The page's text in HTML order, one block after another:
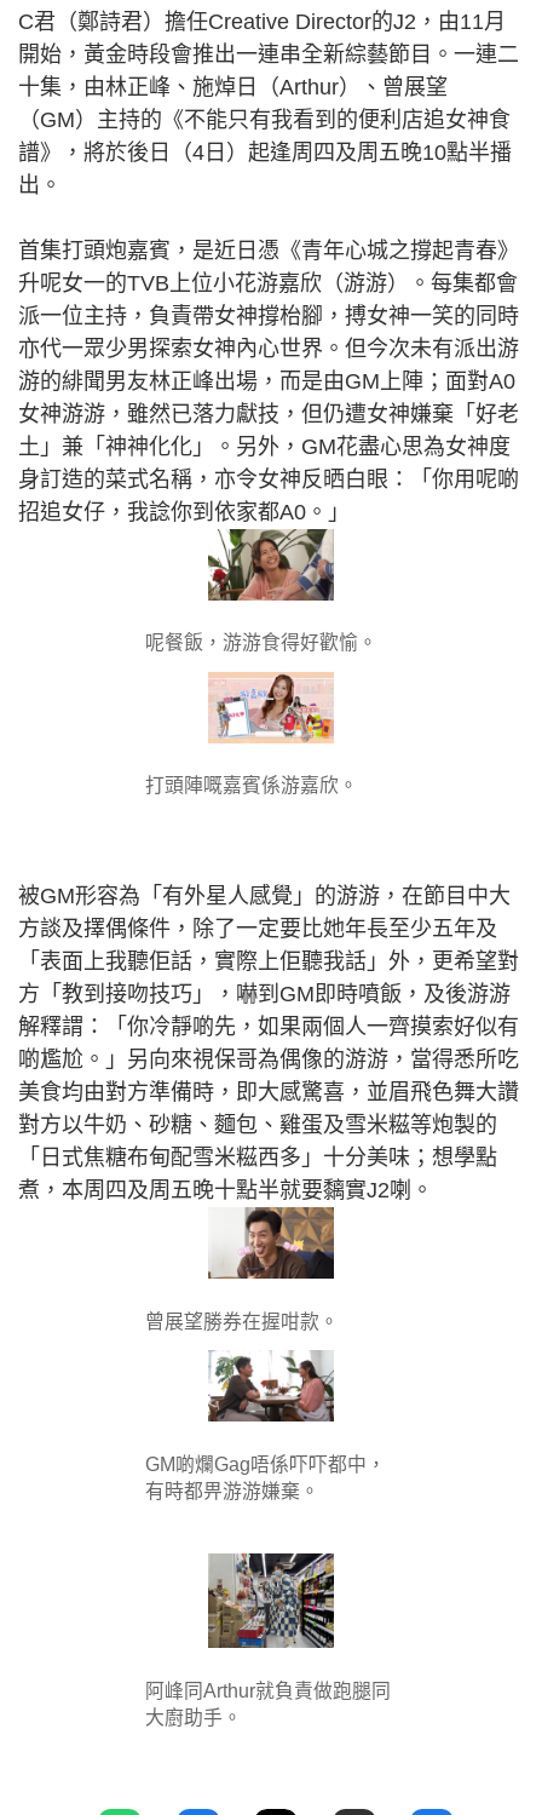
C君（鄭詩君）擔任Creative Director的J2，由11月
開始，黃金時段會推出一連串全新綜藝節目。一連二
十集，由林正峰、施焯日（Arthur）、曾展望
（GM）主持的《不能只有我看到的便利店追女神食
譜》，將於後日（4日）起逢周四及周五晚10點半播
出。
首集打頭炮嘉賓，是近日憑《青年心城之撐起青春》
升呢女一的TVB上位小花游嘉欣（游游）。每集都會
派一位主持，負責帶女神撐枱腳，搏女神一笑的同時
亦代一眾少男探索女神內心世界。但今次未有派出游
游的緋聞男友林正峰出場，而是由GM上陣；面對A0
女神游游，雖然已落力獻技，但仍遭女神嫌棄「好老
土」兼「神神化化」。另外，GM花盡心思為女神度
身訂造的菜式名稱，亦令女神反晒白眼：「你用呢啲
招追女仔，我諗你到依家都A0。」
呢餐飯，游游食得好歡愉。
打頭陣嘅嘉賓係游嘉欣。
被GM形容為「有外星人感覺」的游游，在節目中大
方談及擇偶條件，除了一定要比她年長至少五年及
「表面上我聽佢話，實際上佢聽我話」外，更希望對
方「教到接吻技巧」，嚇到GM即時噴飯，及後游游
解釋謂：「你冷靜啲先，如果兩個人一齊摸索好似有
啲尷尬。」另向來視保哥為偶像的游游，當得悉所吃
美食均由對方準備時，即大感驚喜，並眉飛色舞大讚
對方以牛奶、砂糖、麵包、雞蛋及雪米糍等炮製的
「日式焦糖布甸配雪米糍西多」十分美味；想學點
煮，本周四及周五晚十點半就要黐實J2喇。
曾展望勝券在握咁款。
GM啲爛Gag唔係吓吓都中，
有時都畀游游嫌棄。
阿峰同Arthur就負責做跑腿同
大廚助手。